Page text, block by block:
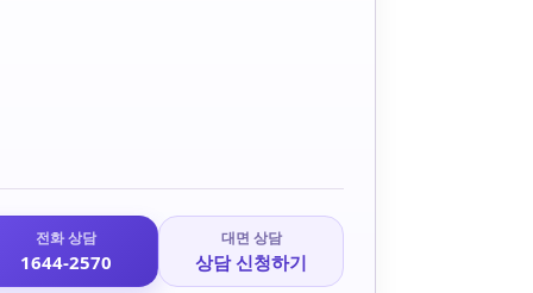
전화 상담
1644-2570
대면 상담
상담 신청하기